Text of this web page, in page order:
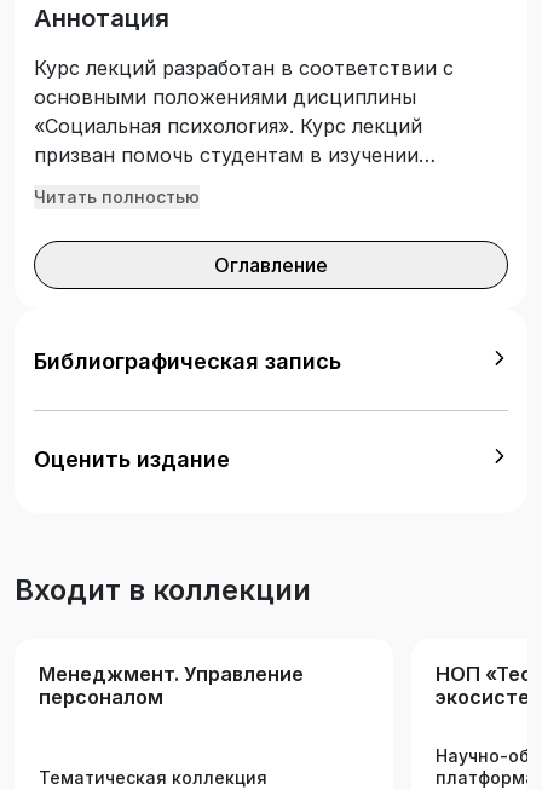
Аннотация
Курс лекций разработан в соответствии с
основными положениями дисциплины
«Социальная психология». Курс лекций
призван помочь студентам в изучении
теоретических аспектов дисциплины,
психологических категорий и возможности
практического применения в будущей
используя психологические способы и
понимания. Курс лекций предназначен для
студентов очной, очно-заочной и заочной
форм обучения направлений подготовки:
повышения квалификации,
Читать полностью
Оглавление
Библиографическая запись
Оценить издание
Входит в коллекции
Менеджмент. Управление
персоналом
Тематическая коллекция
НОП
Научно-
платформа